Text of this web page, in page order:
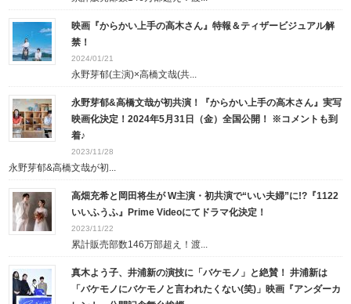
映画『からかい上手の高木さん』特報＆ティザービジュアル解
禁！
2024/01/21
永野芽郁(主演)×高橋文哉(共...
永野芽郁&高橋文哉が初共演！『からかい上手の高木さん』実写
映画化決定！2024年5月31日（金）全国公開！ ※コメントも到
着♪
2023/11/28
永野芽郁&高橋文哉が初...
高畑充希と岡田将生が W主演・初共演で“いい夫婦”に!?『1122
いいふうふ』Prime Videoにてドラマ化決定！
2023/11/22
累計販売部数146万部超え！渡...
真木よう子、井浦新の演技に「バケモノ」と絶賛！ 井浦新は
「バケモノにバケモノと言われたくない(笑)」映画『アンダーカ